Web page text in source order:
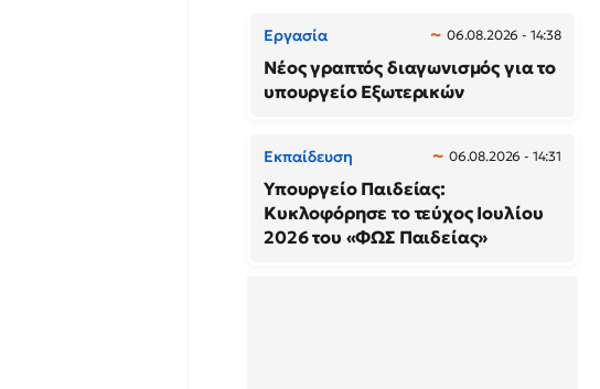
Εργασία 06.08.2026 - 14:38
Νέος γραπτός διαγωνισμός για το
υπουργείο Εξωτερικών
Εκπαίδευση 06.08.2026 - 14:31
Υπουργείο Παιδείας:
Κυκλοφόρησε το τεύχος Ιουλίου
2026 του «ΦΩΣ Παιδείας»